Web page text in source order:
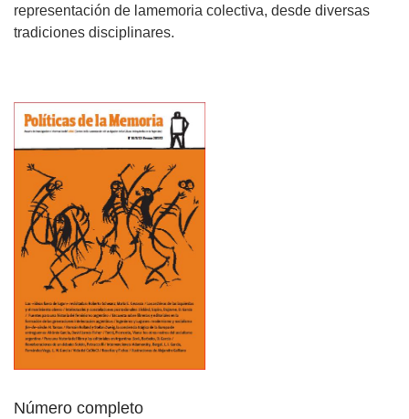
representación de lamemoria colectiva, desde diversas
tradiciones disciplinares.
Número completo